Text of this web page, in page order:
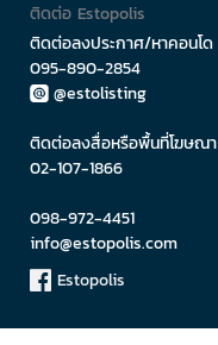
ติดต่อ Estopolis
ติดต่อลงประกาศ/หาคอนโด
095-890-2854
@estolisting
ติดต่อลงสื่อหรือพื้นที่โฆษณา
02-107-1866
098-972-4451
info@estopolis.com
Estopolis